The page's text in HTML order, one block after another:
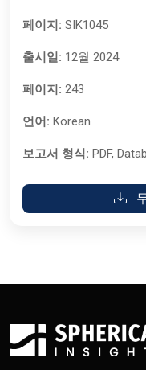
페이지: SIK1045
출시일: 12월 2024
페이지: 243
언어: Korean
보고서 형식: PDF,